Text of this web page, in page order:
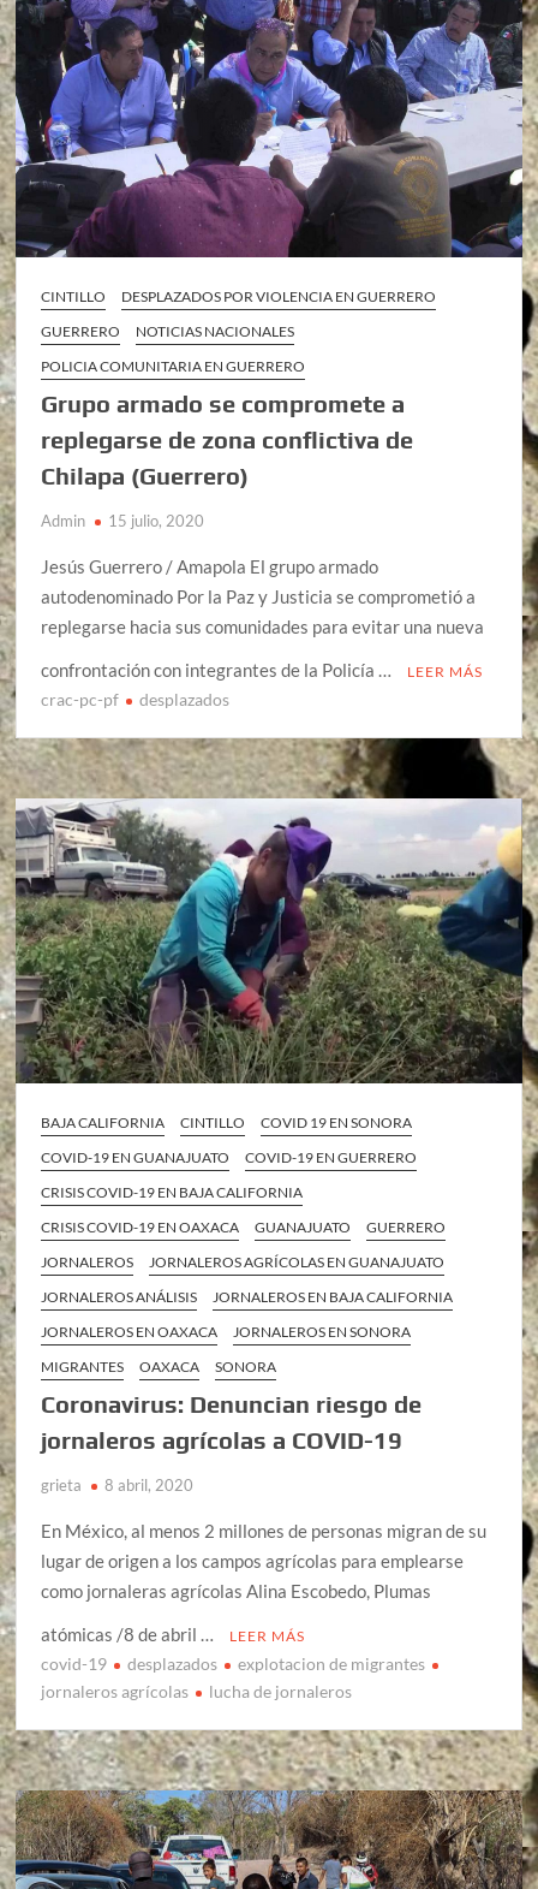
CINTILLO
DESPLAZADOS POR VIOLENCIA EN GUERRERO
GUERRERO
NOTICIAS NACIONALES
POLICIA COMUNITARIA EN GUERRERO
Grupo armado se compromete a
replegarse de zona conflictiva de
Chilapa (Guerrero)
Admin 15 julio, 2020
Jesús Guerrero / Amapola El grupo armado
autodenominado Por la Paz y Justicia se comprometió a
replegarse hacia sus comunidades para evitar una nueva
confrontación con integrantes de la Policía …
LEER MÁS
crac-pc-pf desplazados
BAJA CALIFORNIA CINTILLO
COVID 19 EN SONORA
COVID-19 EN GUANAJUATO
COVID-19 EN GUERRERO
CRISIS COVID-19 EN BAJA CALIFORNIA
CRISIS COVID-19 EN OAXACA
GUANAJUATO
GUERRERO
JORNALEROS
JORNALEROS AGRÍCOLAS EN GUANAJUATO
JORNALEROS ANÁLISIS
JORNALEROS EN BAJA CALIFORNIA
JORNALEROS EN OAXACA
JORNALEROS EN SONORA
MIGRANTES
OAXACA SONORA
Coronavirus: Denuncian riesgo de
jornaleros agrícolas a COVID-19
grieta 8 abril, 2020
En México, al menos 2 millones de personas migran de su
lugar de origen a los campos agrícolas para emplearse
como jornaleras agrícolas Alina Escobedo, Plumas
atómicas /8 de abril …
LEER MÁS
covid-19 desplazados
explotacion de migrantes
jornaleros agrícolas
lucha de jornaleros